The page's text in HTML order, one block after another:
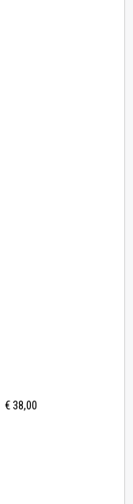
€ 38,00